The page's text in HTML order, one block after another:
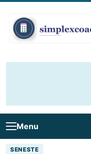
Menu
SENESTE